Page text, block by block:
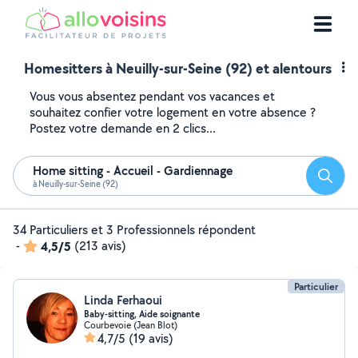
Homesitters à Neuilly-sur-Seine (92) et alentours
Vous vous absentez pendant vos vacances et
souhaitez confier votre logement en votre absence ?
Postez votre demande en 2 clics...
Home sitting - Accueil - Gardiennage
à Neuilly-sur-Seine (92)
34 Particuliers et 3 Professionnels répondent
-
4,5/5 (213 avis)
Particulier
Linda Ferhaoui
Baby-sitting, Aide soignante
Courbevoie (Jean Blot)
4,7/5 (19 avis)